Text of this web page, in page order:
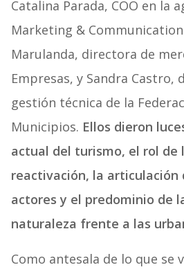
Catalina Parada, COO en la
Marketing &
Marulanda, directora de
Empresas, y Sandra Castro,
gestión técnica de la
Municipios. Ellos dieron
actual del turismo, el rol de
reactivación, la articulación
actores y el predominio de
naturaleza frente a las
Como antesala de lo que se